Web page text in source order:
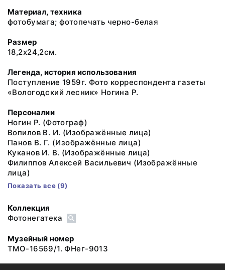
Материал, техника
фотобумага; фотопечать черно-белая
Размер
18,2х24,2см.
Легенда, история использования
Поступление 1959г. Фото корреспондента газеты
«Вологодский лесник» Ногина Р.
Персоналии
Ногин Р. (Фотограф)
Вопилов В. И. (Изображённые лица)
Панов В. Г. (Изображённые лица)
Куканов И. В. (Изображённые лица)
Филиппов Алексей Васильевич (Изображённые
лица)
Показать все (9)
Коллекция
Фотонегатека
Музейный номер
ТМО-16569/1. ФНег-9013